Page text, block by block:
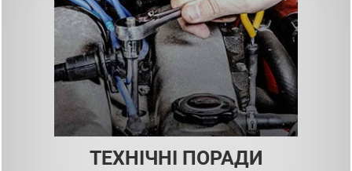
ТЕХНІЧНІ ПОРАДИ